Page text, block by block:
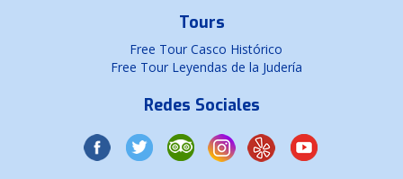
Tours
Free Tour Casco Histórico
Free Tour Leyendas de la Judería
Redes Sociales